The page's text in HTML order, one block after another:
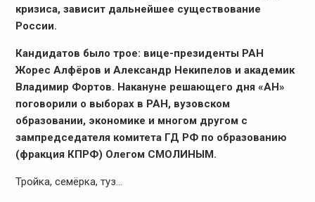
кризиса, зависит дальнейшее существование
России.
Кандидатов было трое: вице-президенты РАН
Жорес Алфёров и Александр Некипелов и академик
Владимир Фортов. Накануне решающего дня «АН»
поговорили о выборах в РАН, вузовском
образовании, экономике и многом другом с
зампредседателя комитета ГД РФ по образованию
(фракция КПРФ) Олегом СМОЛИНЫМ.
Тройка, семёрка, туз…